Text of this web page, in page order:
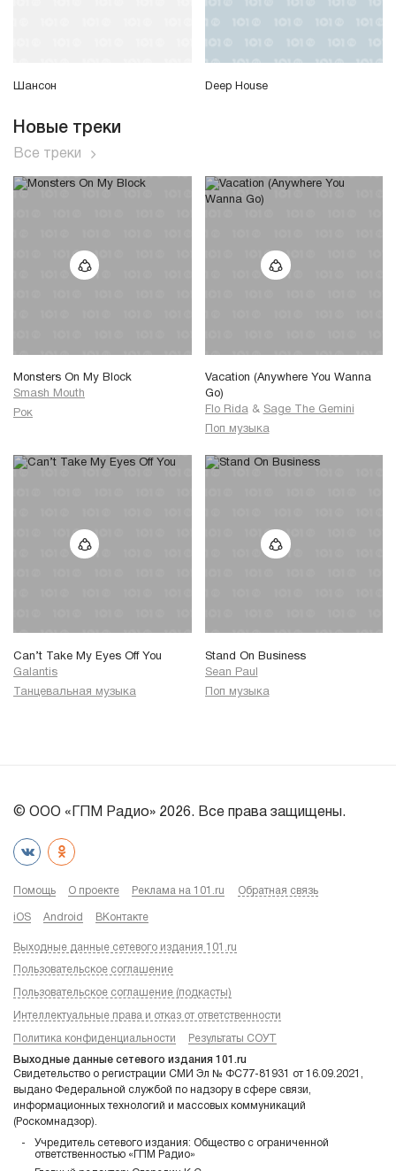
Шансон Deep House
Новые треки
Все треки
Monsters On My Block
Smash Mouth
Рок
Vacation (Anywhere You Wanna
Go)
Flo Rida & Sage The Gemini
Поп музыка
Can’t Take My Eyes Off You
Galantis
Танцевальная музыка
Stand On Business
Sean Paul
Поп музыка
© ООО «ГПМ Радио» 2026. Все права защищены.
Помощь О проекте Реклама на 101.ru Обратная связь
iOS Android ВКонтакте
Выходные данные сетевого издания 101.ru
Пользовательское соглашение
Пользовательское соглашение (подкасты)
Интеллектуальные права и отказ от ответственности
Политика конфиденциальности Результаты СОУТ
Выходные данные сетевого издания 101.ru
Свидетельство о регистрации СМИ Эл № ФС77-81931 от 16.09.2021,
выдано Федеральной службой по надзору в сфере связи,
информационных технологий и массовых коммуникаций
(Роскомнадзор).
Учредитель сетевого издания: Общество с ограниченной
ответственностью «ГПМ Радио»